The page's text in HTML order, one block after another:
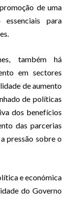
de uma
essenciais para
também há
em sectores
de aumento
de políticas
dos benefícios
das parcerias
pressão sobre o
e económica
do Governo